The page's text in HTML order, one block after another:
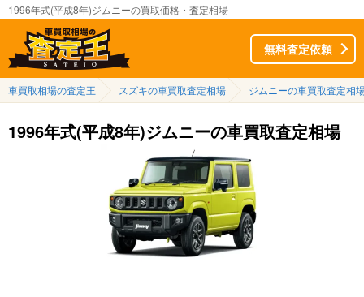
1996年式(平成8年)ジムニーの買取価格・査定相場
無料査定依頼
車買取相場の査定王 スズキの車買取査定相場 ジムニーの車買取査定相
1996年式(平成8年)ジムニーの車買取査定相場